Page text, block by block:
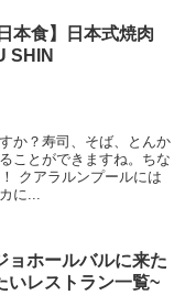
本食】日本式焼肉
SHIN
か？寿司、そば、とんか
ことができますね。ちな
クアラルンプールには
に...
ョホールバルに来た
いレストラン一覧~